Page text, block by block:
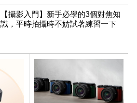
【攝影入門】新手必學的3個對焦知
識，平時拍攝時不妨試著練習一下